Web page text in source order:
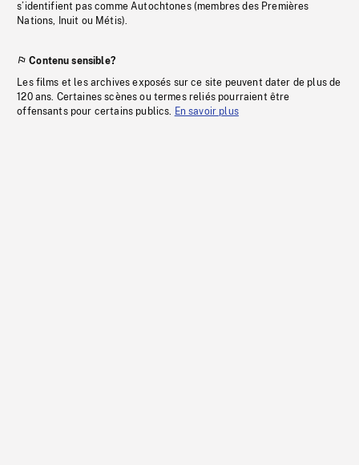
s’identifient pas comme Autochtones (membres des Premières
Nations, Inuit ou Métis).
Contenu sensible?
Les films et les archives exposés sur ce site peuvent dater de plus de
120 ans. Certaines scènes ou termes reliés pourraient être
offensants pour certains publics. En savoir plus